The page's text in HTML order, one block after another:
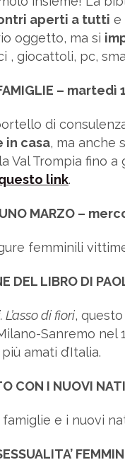
aperti a tutti e
oggetto, ma si
, giocattoli, pc,
–
di
in casa, ma anche
Val Trompia fino a
link.
MARZO –
femminili
DEL LIBRO DI
di fiori,
Sanremo nel
amati d’Italia.
CON I NUOVI
e i nuovi